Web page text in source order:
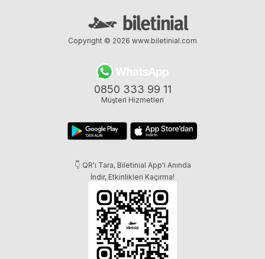
0850 333 99 11
Müşteri Hizmetleri
👇 QR'ı Tara, Biletinial App'i Anında
İndir, Etkinlikleri Kaçırma!
Copyright © 2026 www.biletinial.com